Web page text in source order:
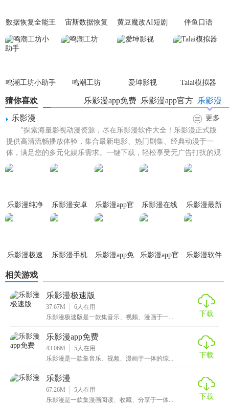
数据恢复全能王 宙斯数据恢复 黄豆魔改AI短剧 伴鱼口语
鸣潮工坊小助手 鸣潮工坊 爱坤影视 Talai模拟器
猜你喜欢 乐影漫
乐影漫app官方
乐影漫app免费
乐影漫
更多
"探索海量影视动漫资源，尽在乐影漫软件大全！乐影漫正式版
提供高清流畅播放体验，集合最新电影、热门剧集、经典动漫于一
体，满足您的多元化娱乐需求。一键下载，轻松享受无广告打扰的观
影时光。我们承诺安全无毒，...
乐影漫纯净
乐影漫安卓
乐影漫app官
乐影漫在线
乐影漫最新
乐影漫极速
乐影漫手机
乐影漫app免
乐影漫app官
乐影漫软件
相关游戏
乐影漫极速版
37.67M 6 人在用
乐影漫极速版是一款集音乐、视频、漫画于一...
下载
乐影漫app免费
43.06M 5 人在用
乐影漫是一款集音乐、视频、漫画于一体的综...
下载
乐影漫
67.26M 5 人在用
乐影漫是一款集漫画阅读、收藏、分享于一体...
下载